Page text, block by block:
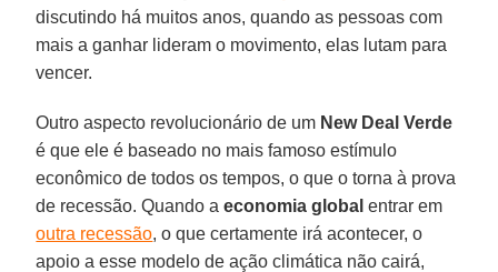
discutindo há muitos anos, quando as pessoas com
mais a ganhar lideram o movimento, elas lutam para
vencer.
Outro aspecto revolucionário de um New Deal Verde
é que ele é baseado no mais famoso estímulo
econômico de todos os tempos, o que o torna à prova
de recessão. Quando aeconomia global entrar em
outra recessão, o que certamente irá acontecer, o
apoio a esse modelo de ação climática não cairá,